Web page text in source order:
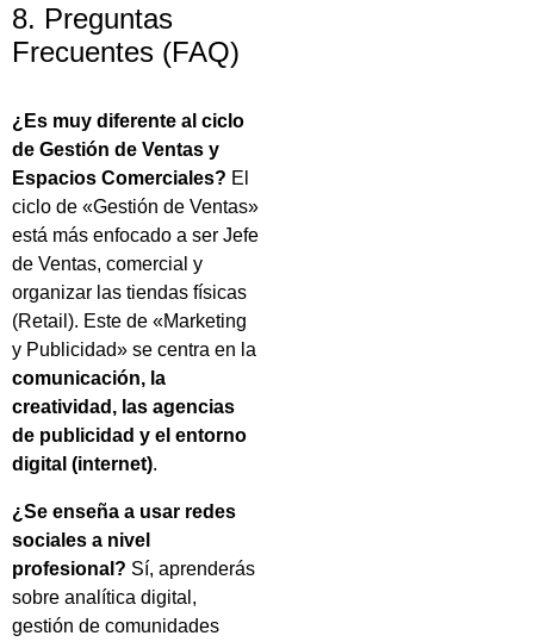
8. Preguntas
Frecuentes (FAQ)
¿Es muy diferente al ciclo
de Gestión de Ventas y
Espacios Comerciales? El
ciclo de «Gestión de Ventas»
está más enfocado a ser Jefe
de Ventas, comercial y
organizar las tiendas físicas
(Retail). Este de «Marketing
y Publicidad» se centra en la
comunicación, la
creatividad, las agencias
de publicidad y el entorno
digital (internet).
¿Se enseña a usar redes
sociales a nivel
profesional? Sí, aprenderás
sobre analítica digital,
gestión de comunidades